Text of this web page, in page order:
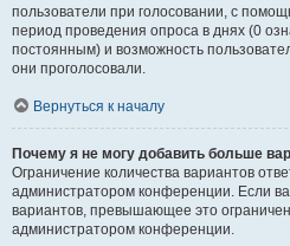
пользователи при голосовании, с
период проведения опроса в днях (0
постоянным) и возможность
они проголосовали.
Вернуться к началу
Почему я не могу добавить больше
Ограничение количества вариантов
администратором конференции. Если
вариантов, превышающее это
администратором конференции.